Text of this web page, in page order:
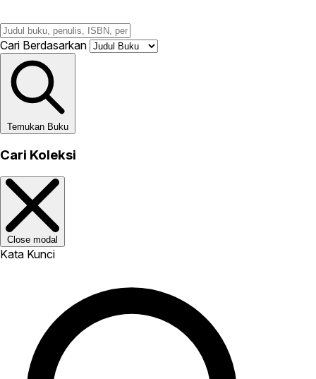
Cari Berdasarkan
Temukan Buku
Cari Koleksi
Close modal
Kata Kunci